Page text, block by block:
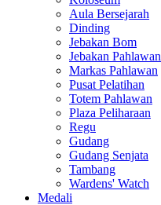
Aula Bersejarah
Dinding
Jebakan Bom
Jebakan Pahlawan
Markas Pahlawan
Pusat Pelatihan
Totem Pahlawan
Plaza Peliharaan
Regu
Gudang
Gudang Senjata
Tambang
Wardens' Watch
Medali